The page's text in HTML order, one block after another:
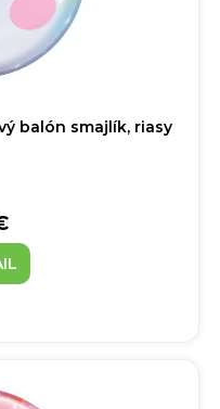
balón smajlík, riasy